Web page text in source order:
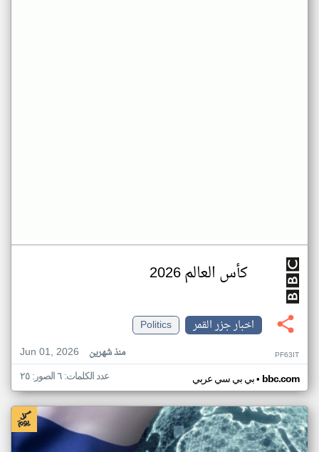
كأس العالم 2026
اخبار جزر القمر
Politics
Jun 01, 2026
منذ شهرين PF63IT
بي بي سي عربي• bbc.com عدد الكلمات: ٦ الصور: ٢٥